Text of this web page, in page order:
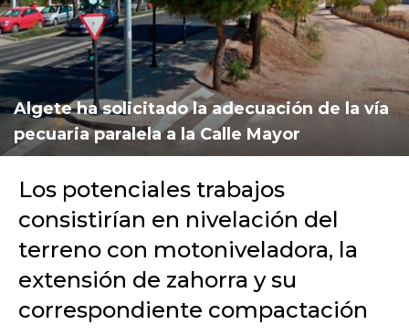
Algete ha solicitado la adecuación de la vía
pecuaria paralela a la Calle Mayor
Los potenciales trabajos
consistirían en nivelación del
terreno con motoniveladora, la
extensión de zahorra y su
correspondiente compactación